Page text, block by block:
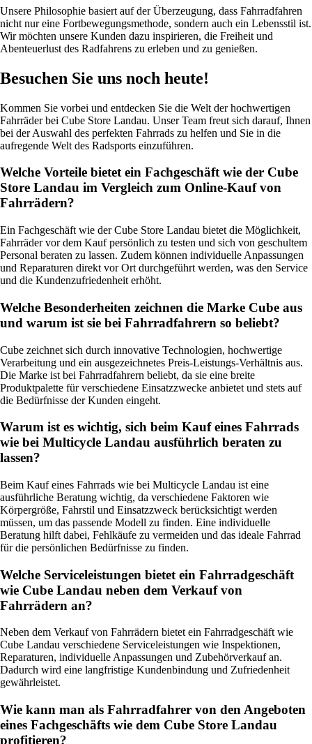
Unsere Philosophie basiert auf der Überzeugung, dass Fahrradfahren
nicht nur eine Fortbewegungsmethode, sondern auch ein Lebensstil ist.
Wir möchten unsere Kunden dazu inspirieren, die Freiheit und
Abenteuerlust des Radfahrens zu erleben und zu genießen.
Besuchen Sie uns noch heute!
Kommen Sie vorbei und entdecken Sie die Welt der hochwertigen
Fahrräder bei Cube Store Landau. Unser Team freut sich darauf, Ihnen
bei der Auswahl des perfekten Fahrrads zu helfen und Sie in die
aufregende Welt des Radsports einzuführen.
Welche Vorteile bietet ein Fachgeschäft wie der Cube
Store Landau im Vergleich zum Online-Kauf von
Fahrrädern?
Ein Fachgeschäft wie der Cube Store Landau bietet die Möglichkeit,
Fahrräder vor dem Kauf persönlich zu testen und sich von geschultem
Personal beraten zu lassen. Zudem können individuelle Anpassungen
und Reparaturen direkt vor Ort durchgeführt werden, was den Service
und die Kundenzufriedenheit erhöht.
Welche Besonderheiten zeichnen die Marke Cube aus
und warum ist sie bei Fahrradfahrern so beliebt?
Cube zeichnet sich durch innovative Technologien, hochwertige
Verarbeitung und ein ausgezeichnetes Preis-Leistungs-Verhältnis aus.
Die Marke ist bei Fahrradfahrern beliebt, da sie eine breite
Produktpalette für verschiedene Einsatzzwecke anbietet und stets auf
die Bedürfnisse der Kunden eingeht.
Warum ist es wichtig, sich beim Kauf eines Fahrrads
wie bei Multicycle Landau ausführlich beraten zu
lassen?
Beim Kauf eines Fahrrads wie bei Multicycle Landau ist eine
ausführliche Beratung wichtig, da verschiedene Faktoren wie
Körpergröße, Fahrstil und Einsatzzweck berücksichtigt werden
müssen, um das passende Modell zu finden. Eine individuelle
Beratung hilft dabei, Fehlkäufe zu vermeiden und das ideale Fahrrad
für die persönlichen Bedürfnisse zu finden.
Welche Serviceleistungen bietet ein Fahrradgeschäft
wie Cube Landau neben dem Verkauf von
Fahrrädern an?
Neben dem Verkauf von Fahrrädern bietet ein Fahrradgeschäft wie
Cube Landau verschiedene Serviceleistungen wie Inspektionen,
Reparaturen, individuelle Anpassungen und Zubehörverkauf an.
Dadurch wird eine langfristige Kundenbindung und Zufriedenheit
gewährleistet.
Wie kann man als Fahrradfahrer von den Angeboten
eines Fachgeschäfts wie dem Cube Store Landau
profitieren?